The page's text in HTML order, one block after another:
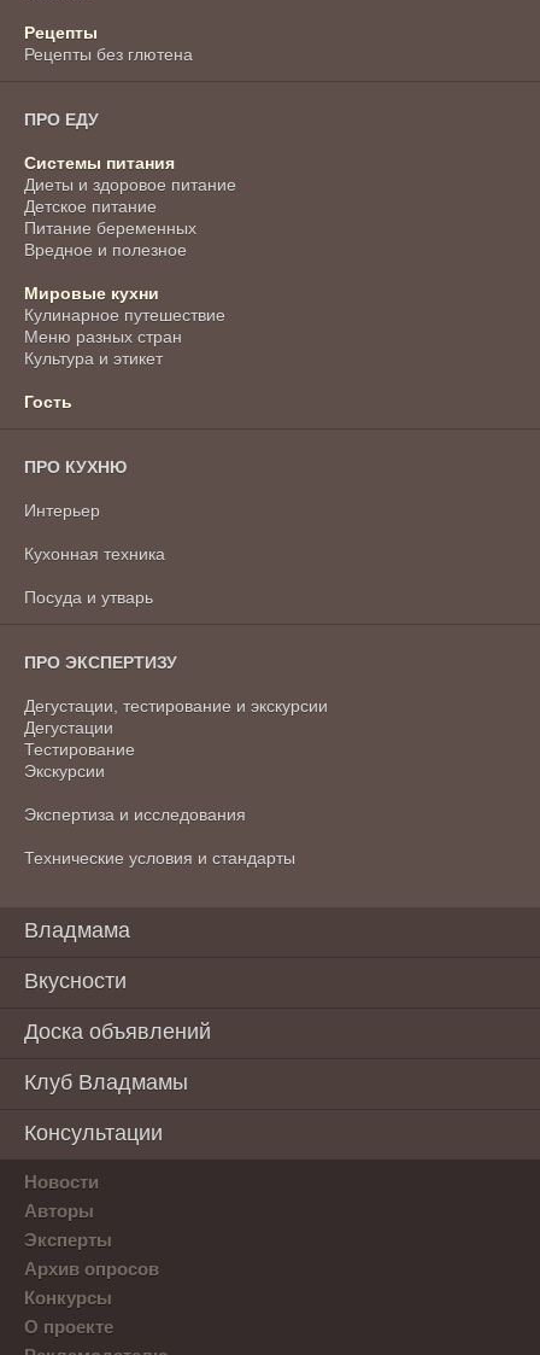
Рецепты
Рецепты без глютена
ПРО ЕДУ
Системы питания
Диеты и здоровое питание
Детское питание
Питание беременных
Вредное и полезное
Мировые кухни
Кулинарное путешествие
Меню разных стран
Культура и этикет
Гость
ПРО КУХНЮ
Интерьер
Кухонная техника
Посуда и утварь
ПРО ЭКСПЕРТИЗУ
Дегустации, тестирование и экскурсии
Дегустации
Тестирование
Экскурсии
Экспертиза и исследования
Технические условия и стандарты
Владмама
Вкусности
Доска объявлений
Клуб Владмамы
Консультации
Новости
Авторы
Эксперты
Архив опросов
Конкурсы
О проекте